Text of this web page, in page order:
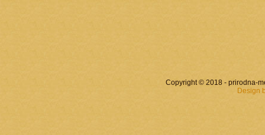
Copyright © 2018 - prirodna-
Design